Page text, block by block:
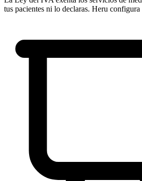
tus pacientes ni lo declaras. Heru configura